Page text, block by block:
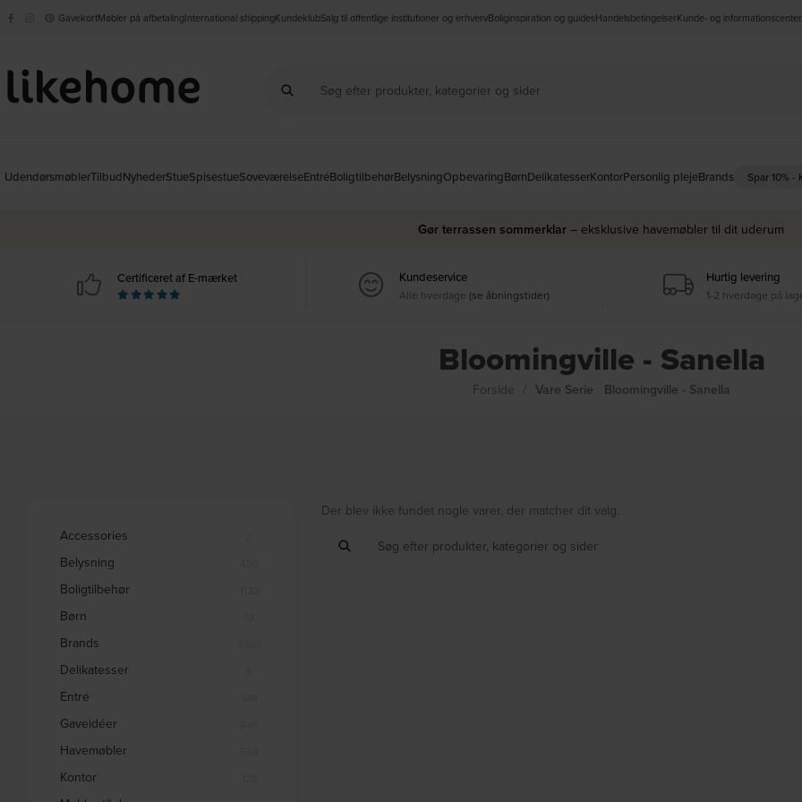
GavekortMøbler på afbetalingInternational shippingKundeklubSalg til offentlige institutioner og erhvervBoliginspiration og guidesHandelsbetingelserKunde- og informationscenter
UdendørsmøblerTilbudNyhederStueSpisestueSoveværelseEntréBoligtilbehørBelysningOpbevaringBørnDelikatesserKontorPersonlig plejeBrands Spar 10%
Gør terrassen sommerklar – eksklusive havemøbler til dit uderum
Certificeret af E-mærket Kundeservice
Alle hverdage (se åbningstider)
Hurtig levering
1-2 hverdage på
Bloomingville - Sanella
Forside Vare Serie Bloomingville - Sanella
Accessories
Belysning
Boligtilbehør
Børn
Brands
Delikatesser
Entré
Gaveidéer
Havemøbler
Kontor
Der blev ikke fundet nogle varer, der matcher dit valg.